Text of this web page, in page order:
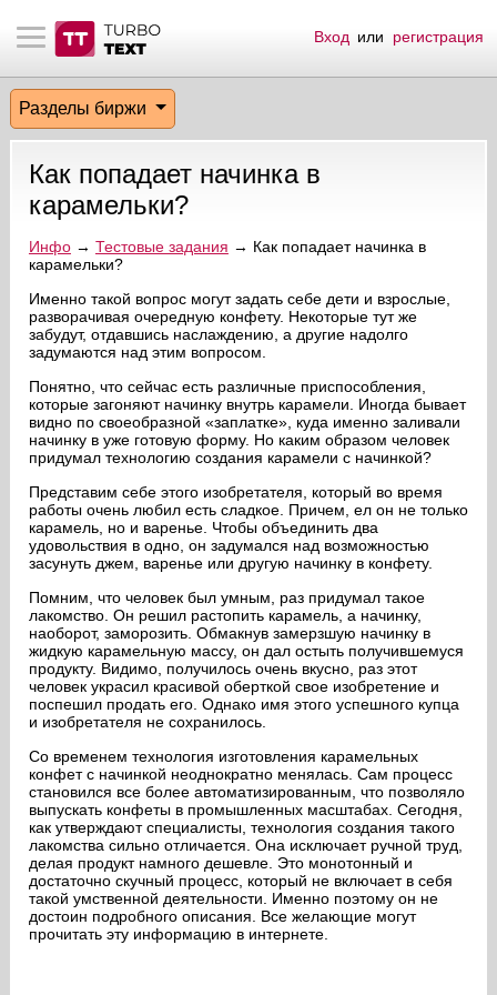
материалы
биржи
пользователи
эфир
на сайте
пользователей
сообщения
по форуму
Вход или регистрация
Разделы биржи
Как попадает начинка в
карамельки?
Инфо→ Тестовые задания → Как попадает начинка в
карамельки?
Именно такой вопрос могут задать себе дети и взрослые,
разворачивая очередную конфету. Некоторые тут же
забудут, отдавшись наслаждению, а другие надолго
задумаются над этим вопросом.
Понятно, что сейчас есть различные приспособления,
которые загоняют начинку внутрь карамели. Иногда бывает
видно по своеобразной «заплатке», куда именно заливали
начинку в уже готовую форму. Но каким образом человек
придумал технологию создания карамели с начинкой?
Представим себе этого изобретателя, который во время
работы очень любил есть сладкое. Причем, ел он не только
карамель, но и варенье. Чтобы объединить два
удовольствия в одно, он задумался над возможностью
засунуть джем, варенье или другую начинку в конфету.
Помним, что человек был умным, раз придумал такое
лакомство. Он решил растопить карамель, а начинку,
наоборот, заморозить. Обмакнув замерзшую начинку в
жидкую карамельную массу, он дал остыть получившемуся
продукту. Видимо, получилось очень вкусно, раз этот
человек украсил красивой оберткой свое изобретение и
поспешил продать его. Однако имя этого успешного купца
и изобретателя не сохранилось.
Со временем технология изготовления карамельных
конфет с начинкой неоднократно менялась. Сам процесс
становился все более автоматизированным, что позволяло
выпускать конфеты в промышленных масштабах. Сегодня,
как утверждают специалисты, технология создания такого
лакомства сильно отличается. Она исключает ручной труд,
делая продукт намного дешевле. Это монотонный и
достаточно скучный процесс, который не включает в себя
такой умственной деятельности. Именно поэтому он не
достоин подробного описания. Все желающие могут
прочитать эту информацию в интернете.